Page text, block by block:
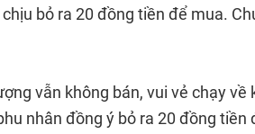
bỏ ra 20 đồng tiền để mua.
vẫn không bán, vui vẻ chạy về
nhân đồng ý bỏ ra 20 đồng